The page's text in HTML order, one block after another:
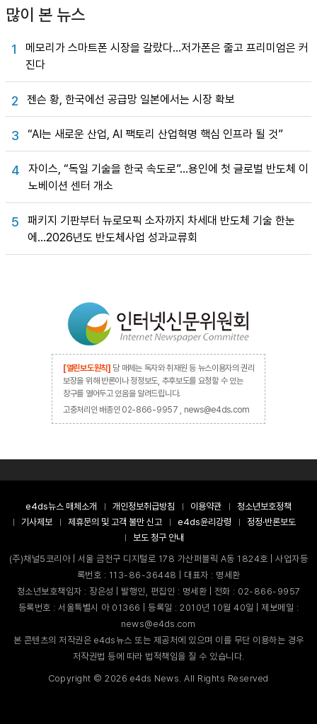
많이 본 뉴스
1
메모리가 스마트폰 시장을 갈랐다…저가폰은 줄고 프리미엄은 커
진다
2 젠슨 황, 한국에선 공급망 일본에서는 시장 확보
3 “AI는 새로운 산업, AI 팩토리 산업혁명 핵심 인프라 될 것”
4
자이스, “독일 기술을 한국 속도로”…용인에 첫 글로벌 반도체 이
노베이션 센터 개소
5
패키지 기판부터 뉴로모픽 소자까지 차세대 반도체 기술 한눈
에…2026년도 반도체사업 성과교류회
[열린보도원칙] 당 매체는 독자와 취재원 등 뉴스이용자의 권리
보장을 위해 반론이나 정정보도, 추후보도를 요청할 수 있는
창구를 열어두고 있음을 알려드립니다.
고충처리인 배종인 02-866-9957 , news@e4ds.com
e4ds뉴스 매체소개 개인정보취급방침 이용약관
청소년보호정책
기사제보
제휴문의 및 고객 불만 신고 e4ds윤리강령
정정·반론보도
보도 청구 안내
(주)채널5코리아 | 서울 금천구 디지털로 178 가산퍼블릭 A동 1824호 | 사업자등
록번호 : 113-86-36448 | 대표자 : 명세환
청소년보호책임자 : 장은성 | 발행인, 편집인 : 명세환 | 전화 : 02-866-9957
등록번호 : 서울특별시 아 01366 | 등록일 : 2010년 10월 40일 | 제보메일 :
news@e4ds.com
본 콘텐츠의 저작권은 e4ds뉴스 또는 제공처에 있으며 이를 무단 이용하는 경우
저작권법 등에 따라 법적책임을 질 수 있습니다.
Copyright ©2026 e4ds News. All Rights Reserved